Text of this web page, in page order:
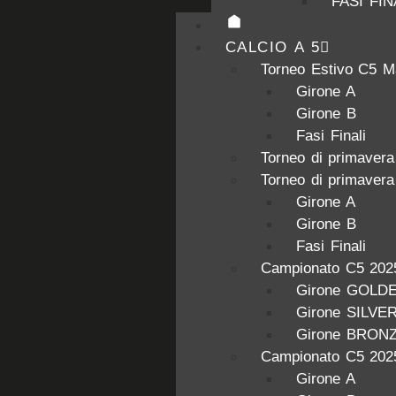
CALCIO A 5
Torneo Estivo C5
Girone A
Girone B
Fasi Finali
Torneo di
Torneo di
Girone A
Girone B
Fasi Finali
Campionato C5
Girone
Girone
Girone
Campionato C5
Girone A